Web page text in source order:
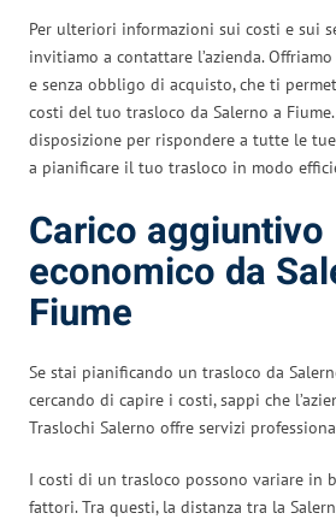
Per ulteriori informazioni sui costi e sui
invitiamo a contattare l’azienda.
e senza obbligo di acquisto, che ti
costi del tuo trasloco da Salerno a
disposizione per rispondere a tutte le
a pianificare il tuo trasloco in modo
Carico aggiuntivo
economico da
Fiume
Se stai pianificando un trasloco da
cercando di capire i costi, sappi che
Traslochi Salerno offre servizi
I costi di un trasloco possono variare in
fattori. Tra questi, la distanza tra la